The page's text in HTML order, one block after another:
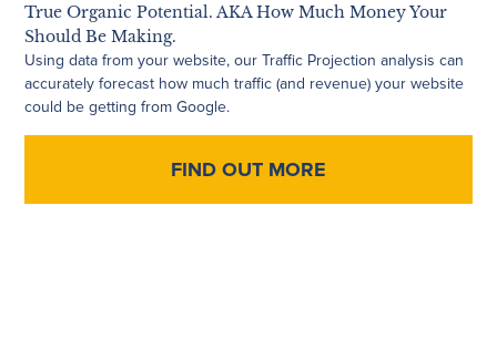
True Organic Potential. AKA How Much Money Your
Should Be Making.
Using data from your website, our Traffic Projection analysis can
accurately forecast how much traffic (and revenue) your website
could be getting from Google.
FIND OUT MORE